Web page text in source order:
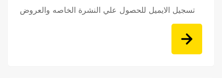
تسجيل الايميل للحصول علي النشرة الخاصه والعروض